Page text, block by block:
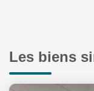
Les biens